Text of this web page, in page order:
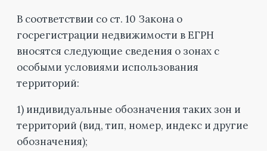
В соответствии со ст. 10 Закона о
госрегистрации недвижимости в ЕГРН
вносятся следующие сведения о зонах с
особыми условиями использования
территорий:
1) индивидуальные обозначения таких зон и
территорий (вид, тип, номер, индекс и другие
обозначения);